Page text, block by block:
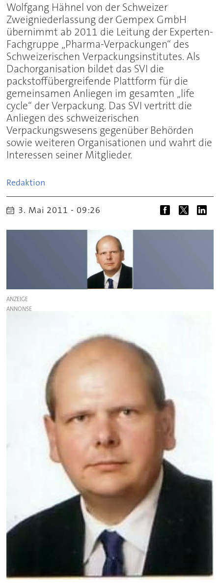
Wolfgang Hähnel von der Schweizer
Zweigniederlassung der Gempex GmbH
übernimmt ab 2011 die Leitung der Experten-
Fachgruppe „Pharma-Verpackungen“ des
Schweizerischen Verpackungsinstitutes. Als
Dachorganisation bildet das SVI die
packstoffübergreifende Plattform für die
gemeinsamen Anliegen im gesamten „life
cycle“ der Verpackung. Das SVI vertritt die
Anliegen des schweizerischen
Verpackungswesens gegenüber Behörden
sowie weiteren Organisationen und wahrt die
Interessen seiner Mitglieder.
Redaktion
3. Mai 2011 - 09:26
ANZEIGE